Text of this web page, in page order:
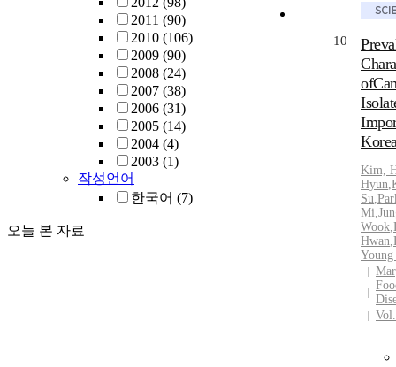
2011 (90)
2010 (106)
2009 (90)
2008 (24)
2007 (38)
2006 (31)
2005 (14)
2004 (4)
2003 (1)
작성언어
한국어 (7)
오늘 본 자료
all
similar
role of
MSCs
10
Kim,
Hyun,
Su,
Mi,
Wook,
Hwan,
Young